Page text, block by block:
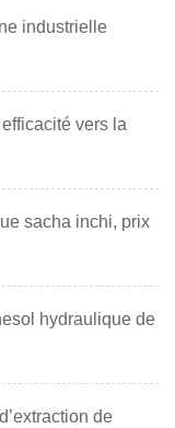
industrielle
vers la
sacha inchi, prix
hydraulique de
de